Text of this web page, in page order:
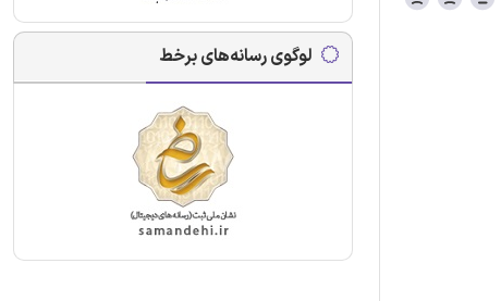
لوگوی رسانه‌های برخط